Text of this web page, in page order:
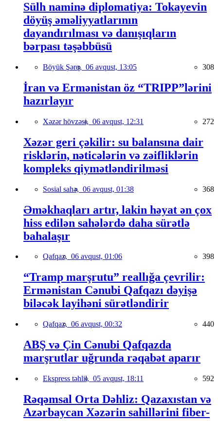
Sülh naminə diplomatiya: Tokayevin
döyüş əməliyyatlarının
dayandırılması və danışıqların
bərpası təşəbbüsü
Böyük Şərq, 06 avqust, 13:05 308
İran və Ermənistan öz “TRIPP”lərini
hazırlayır
Xəzər hövzəsi, 06 avqust, 12:31 272
Xəzər geri çəkilir: su balansına dair
risklərin, nəticələrin və zəifliklərin
kompleks qiymətləndirilməsi
Sosial sahə, 06 avqust, 01:38 368
Əməkhaqları artır, lakin həyat ən çox
hiss edilən sahələrdə daha sürətlə
bahalaşır
Qafqaz, 06 avqust, 01:06 398
“Tramp marşrutu” reallığa çevrilir:
Ermənistan Cənubi Qafqazı dəyişə
biləcək layihəni sürətləndirir
Qafqaz, 06 avqust, 00:32 440
ABŞ və Çin Cənubi Qafqazda
marşrutlar uğrunda rəqabət aparır
Ekspress təhlil, 05 avqust, 18:11 592
Rəqəmsal Orta Dəhliz: Qazaxıstan və
Azərbaycan Xəzərin sahillərini fiber-